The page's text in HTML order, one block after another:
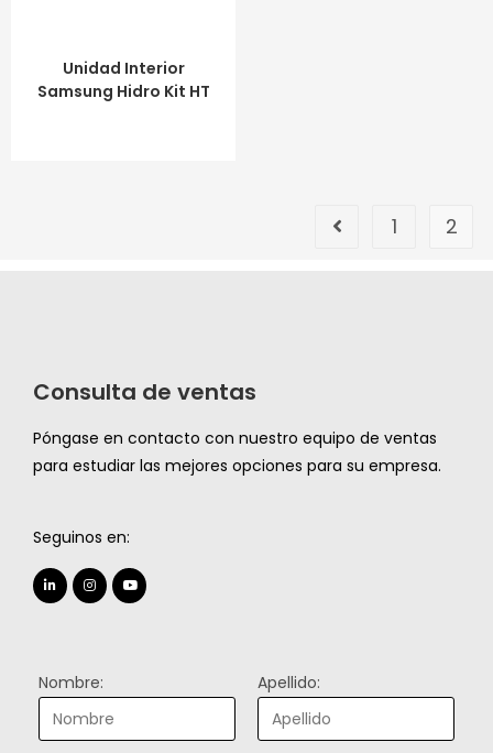
LEER MÁS
Unidad Interior
Samsung Hidro Kit HT
1 2
Consulta de ventas
Póngase en contacto con nuestro equipo de ventas
para estudiar las mejores opciones para su empresa.
Seguinos en:
Nombre: Apellido: